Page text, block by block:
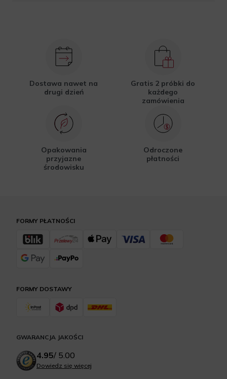
Dostawa nawet na
drugi dzień
Gratis 2 próbki do
każdego
zamówienia
Opakowania
przyjazne
środowisku
Odroczone
płatności
FORMY DOSTAWY
FORMY PŁATNOŚCI
GWARANCJA JAKOŚCI
4.95/ 5.00
Dowiedz się więcej